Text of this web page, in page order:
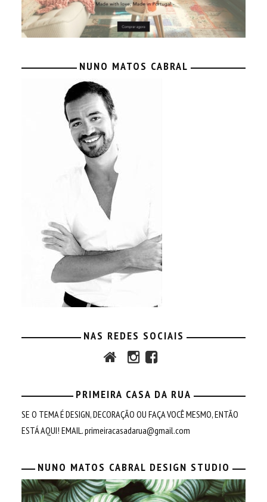
NUNO MATOS CABRAL
NAS REDES SOCIAIS
PRIMEIRA CASA DA RUA
SE O TEMA É DESIGN, DECORAÇÃO OU FAÇA VOCÊ MESMO, ENTÃO
ESTÁ AQUI! EMAIL.primeiracasadarua@gmail.com
NUNO MATOS CABRAL DESIGN STUDIO